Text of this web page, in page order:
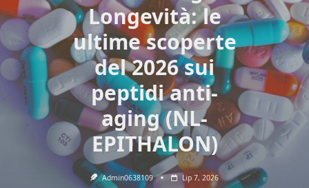
Longevità: le
ultime scoperte
del 2026 sui
peptidi anti-
aging (NL-
EPITHALON)
Admin0638109 Lip 7, 2026